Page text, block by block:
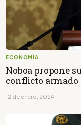
ECONOMÍA
Noboa propone
conflicto armado
12 de enero, 2024